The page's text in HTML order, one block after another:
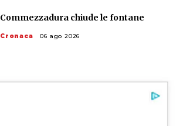
Commezzadura chiude le fontane
Cronaca 06 ago 2026